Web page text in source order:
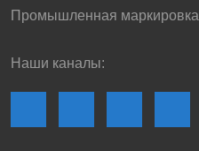
Промышленная маркировка
Наши каналы: